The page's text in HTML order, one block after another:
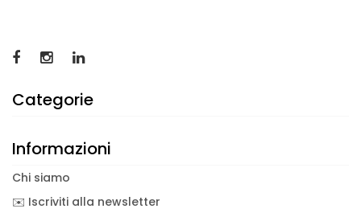
Categorie
Informazioni
Chi siamo
✉️ Iscriviti alla newsletter